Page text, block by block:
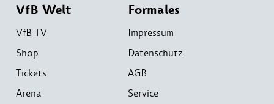
VfB Welt
VfB TV
Shop
Tickets
Arena
Formales
Impressum
Datenschutz
AGB
Service